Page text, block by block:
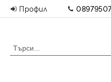
Профил